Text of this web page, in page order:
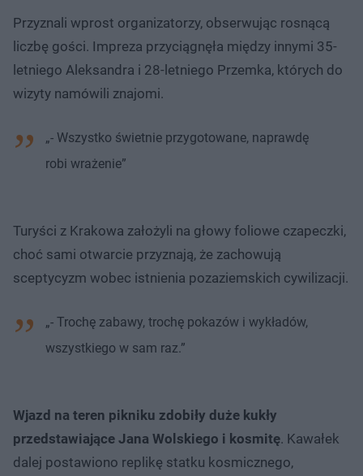
Przyznali wprost organizatorzy, obserwując rosnącą
liczbę gości. Impreza przyciągnęła między innymi 35-
letniego Aleksandra i 28-letniego Przemka, których do
wizyty namówili znajomi.
„- Wszystko świetnie przygotowane, naprawdę
robi wrażenie”
Turyści z Krakowa założyli na głowy foliowe czapeczki,
choć sami otwarcie przyznają, że zachowują
sceptycyzm wobec istnienia pozaziemskich cywilizacji.
„- Trochę zabawy, trochę pokazów i wykładów,
wszystkiego w sam raz.”
Wjazd na teren pikniku zdobiły duże kukły
przedstawiające Jana Wolskiego i kosmitę. Kawałek
dalej postawiono replikę statku kosmicznego,